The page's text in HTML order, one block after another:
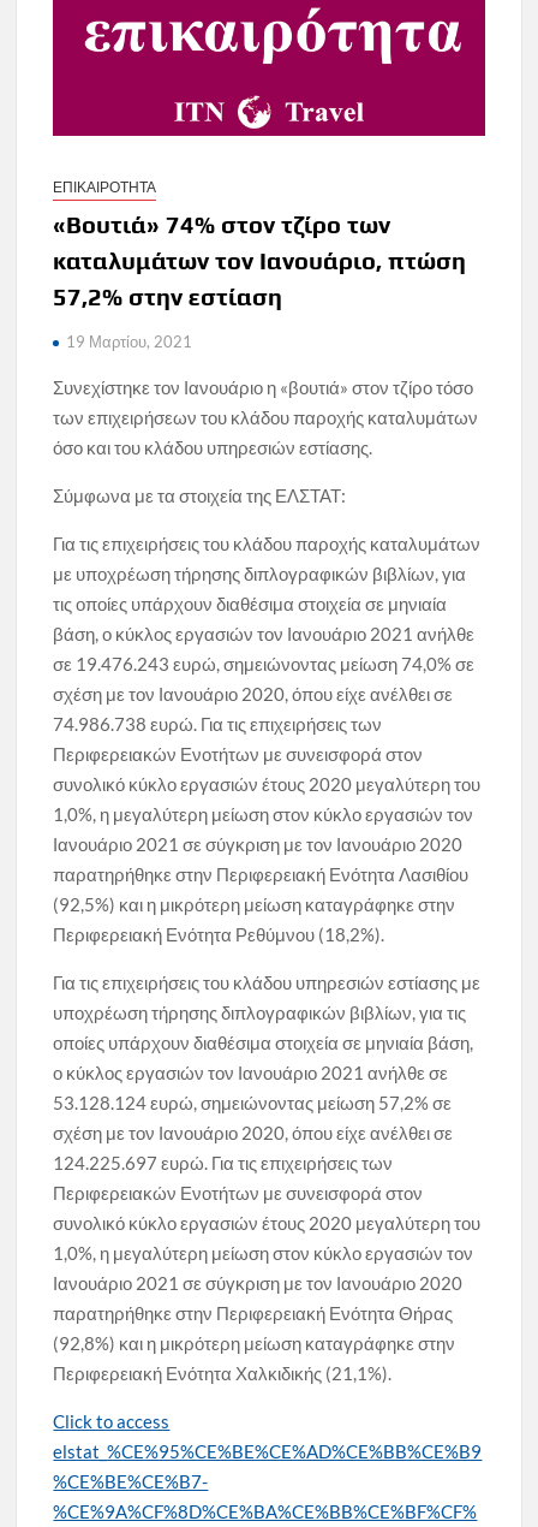
ΕΠΙΚΑΙΡΟΤΗΤΑ
«Βουτιά» 74% στον τζίρο των
καταλυμάτων τον Ιανουάριο, πτώση
57,2% στην εστίαση
19 Μαρτίου, 2021
Συνεχίστηκε τον Ιανουάριο η «βουτιά» στον τζίρο τόσο
των επιχειρήσεων του κλάδου παροχής καταλυμάτων
όσο και του κλάδου υπηρεσιών εστίασης.
Σύμφωνα με τα στοιχεία της ΕΛΣΤΑΤ:
Για τις επιχειρήσεις του κλάδου παροχής καταλυμάτων
με υποχρέωση τήρησης διπλογραφικών βιβλίων, για
τις οποίες υπάρχουν διαθέσιμα στοιχεία σε μηνιαία
βάση, ο κύκλος εργασιών τον Ιανουάριο 2021 ανήλθε
σε 19.476.243 ευρώ, σημειώνοντας μείωση 74,0% σε
σχέση με τον Ιανουάριο 2020, όπου είχε ανέλθει σε
74.986.738 ευρώ. Για τις επιχειρήσεις των
Περιφερειακών Ενοτήτων με συνεισφορά στον
συνολικό κύκλο εργασιών έτους 2020 μεγαλύτερη του
1,0%, η μεγαλύτερη μείωση στον κύκλο εργασιών τον
Ιανουάριο 2021 σε σύγκριση με τον Ιανουάριο 2020
παρατηρήθηκε στην Περιφερειακή Ενότητα Λασιθίου
(92,5%) και η μικρότερη μείωση καταγράφηκε στην
Περιφερειακή Ενότητα Ρεθύμνου (18,2%).
Για τις επιχειρήσεις του κλάδου υπηρεσιών εστίασης με
υποχρέωση τήρησης διπλογραφικών βιβλίων, για τις
οποίες υπάρχουν διαθέσιμα στοιχεία σε μηνιαία βάση,
ο κύκλος εργασιών τον Ιανουάριο 2021 ανήλθε σε
53.128.124 ευρώ, σημειώνοντας μείωση 57,2% σε
σχέση με τον Ιανουάριο 2020, όπου είχε ανέλθει σε
124.225.697 ευρώ. Για τις επιχειρήσεις των
Περιφερειακών Ενοτήτων με συνεισφορά στον
συνολικό κύκλο εργασιών έτους 2020 μεγαλύτερη του
1,0%, η μεγαλύτερη μείωση στον κύκλο εργασιών τον
Ιανουάριο 2021 σε σύγκριση με τον Ιανουάριο 2020
παρατηρήθηκε στην Περιφερειακή Ενότητα Θήρας
(92,8%) και η μικρότερη μείωση καταγράφηκε στην
Περιφερειακή Ενότητα Χαλκιδικής (21,1%).
Click to access
elstat_%CE%95%CE%BE%CE%AD%CE%BB%CE%B9
%CE%BE%CE%B7-
%CE%9A%CF%8D%CE%BA%CE%BB%CE%BF%CF%